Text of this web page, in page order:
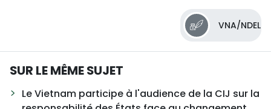
VNA/NDEL
SUR LE MÊME SUJET
Le Vietnam participe à l'audience de la CIJ sur la